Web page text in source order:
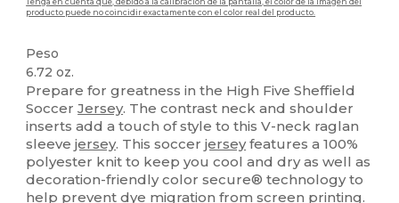
Tenga en cuenta que, debido a la calibración de la pantalla, el color de la imagen del
producto puede no coincidir exactamente con el color real del producto.
Peso
6.72 oz.
Prepare for greatness in the High Five Sheffield
SoccerJersey. The contrast neck and shoulder
inserts add a touch of style to this V-neck raglan
sleevejersey. This soccerjerseyfeatures a 100%
polyester knit to keep you cool and dry as well as
decoration-friendly color secure® technology to
help prevent dye migration from screen printing.